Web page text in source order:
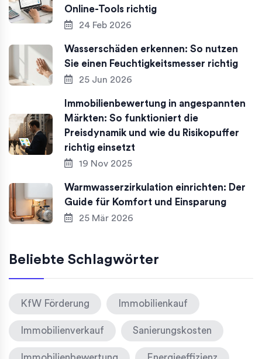
Online-Tools richtig
24 Feb 2026
Wasserschäden erkennen: So nutzen
Sie einen Feuchtigkeitsmesser richtig
25 Jun 2026
Immobilienbewertung in angespannten
Märkten: So funktioniert die
Preisdynamik und wie du Risikopuffer
richtig einsetzt
19 Nov 2025
Warmwasserzirkulation einrichten: Der
Guide für Komfort und Einsparung
25 Mär 2026
Beliebte Schlagwörter
KfW Förderung Immobilienkauf
Immobilienverkauf Sanierungskosten